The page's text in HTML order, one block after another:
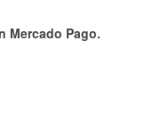
Mercado Pago.